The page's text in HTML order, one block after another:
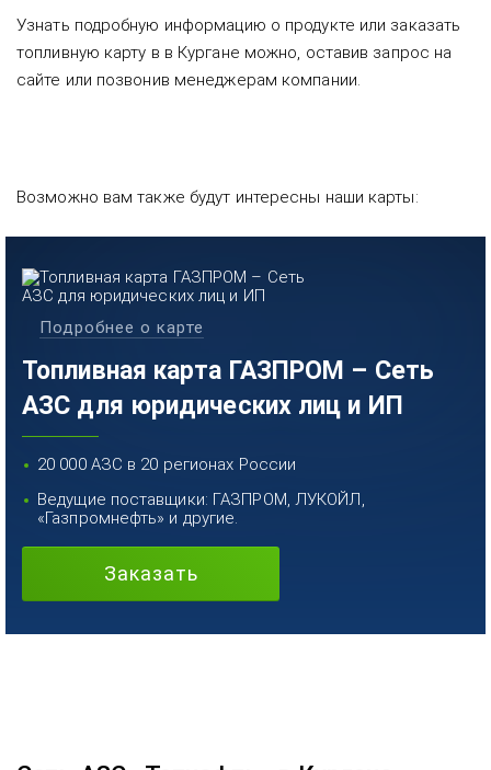
Узнать подробную информацию о продукте или заказать
топливную карту в в Кургане можно, оставив запрос на
сайте или позвонив менеджерам компании.
Возможно вам также будут интересны наши карты:
Топливная карта ГАЗПРОМ – Сеть
АЗС для юридических лиц и ИП
20 000 АЗС в 20 регионах России
Ведущие поставщики: ГАЗПРОМ, ЛУКОЙЛ,
«Газпромнефть» и другие.
Заказать
Подробнее о карте